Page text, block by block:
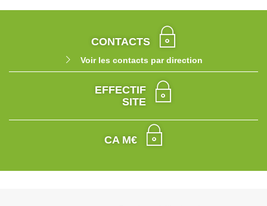
CONTACTS
Voir les contacts par direction
EFFECTIF
SITE
CA M€